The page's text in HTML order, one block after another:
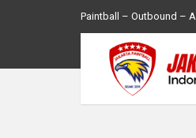
Paintball – Outbound –